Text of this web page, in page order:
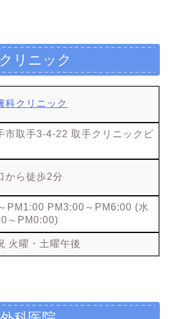
リニック
科クリニック
市取手3-4-22 取手クリニックビ
から徒歩2分
PM1:00 PM3:00～PM6:00 (水
～PM0:00)
火曜・土曜午後